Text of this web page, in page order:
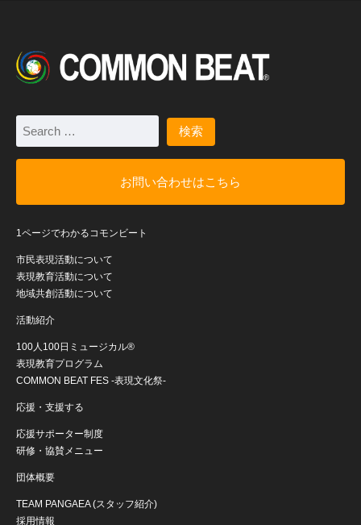
お問い合わせはこちら
1ページでわかるコモンビート
市民表現活動について
表現教育活動について
地域共創活動について
活動紹介
100人100日ミュージカル®
表現教育プログラム
COMMON BEAT FES -表現文化祭-
応援・支援する
応援サポーター制度
研修・協賛メニュー
団体概要
TEAM PANGAEA (スタッフ紹介)
採用情報